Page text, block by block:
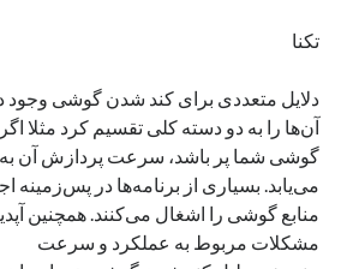
تکنا
دلایل متعددی برای کند شدن گوشی وجود
آن‌ها را به دو دسته کلی تقسیم کرد مثلا
گوشی شما پر باشد، سرعت پردازش آن
می‌یابد. بسیاری از برنامه‌ها در پس‌زمینه
منابع گوشی را اشغال می‌کنند. همچنین
مشکلات مربوط به عملکرد و سرعت